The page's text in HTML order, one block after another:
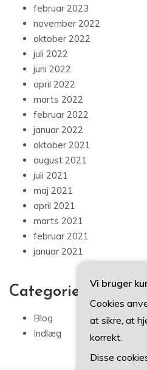
februar 2023
november 2022
oktober 2022
juli 2022
juni 2022
april 2022
marts 2022
februar 2022
januar 2022
oktober 2021
august 2021
juli 2021
maj 2021
april 2021
marts 2021
februar 2021
januar 2021
Categories
Blog
Indlæg
Vi bruger
Cookies
at sikre, at
korrekt.
Disse